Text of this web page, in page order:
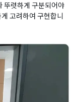
뚜렷하게 구분되어야
고려하여 구현합니